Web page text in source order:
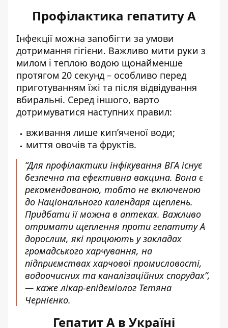
Профілактика гепатиту А
Інфекції можна запобігти за умови
дотримання гігієни. Важливо мити руки з
милом і теплою водою щонайменше
протягом 20 секунд – особливо перед
приготуванням їжі та після відвідування
вбиральні. Серед іншого, варто
дотримуватися наступних правил:
вживання лише кип’яченої води;
миття овочів та фруктів.
“Для профілактики інфікування ВГА існує
безпечна та ефективна вакцина. Вона є
рекомендованою, тобто не включеною
до Національного календаря щеплень.
Придбати її можна в аптеках. Важливо
отримати щеплення проти гепатиту А
дорослим, які працюють у закладах
громадського харчування, на
підприємствах харчової промисловості,
водоочисних та каналізаційних спорудах”,
— каже лікар-епідеміолог Тетяна
Чернієнко.
Гепатит А в Україні